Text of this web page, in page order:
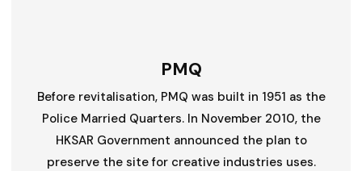
PMQ
Before revitalisation, PMQ was built in 1951 as the
Police Married Quarters. In November 2010, the
HKSAR Government announced the plan to
preserve the site for creative industries uses.